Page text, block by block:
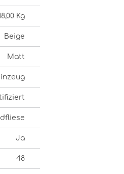
Kg
Beige
Matt
Ja
48